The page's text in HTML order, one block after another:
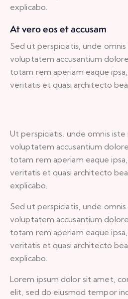
explicabo.
At vero eos et accusam
Sed ut perspiciatis, unde
voluptatem accusantium
totam rem aperiam eaque
veritatis et quasi architecto
Ut perspiciatis, unde omnis
voluptatem accusantium
totam rem aperiam eaque
veritatis et quasi architecto
explicabo.
Sed ut perspiciatis, unde
voluptatem accusantium
totam rem aperiam eaque
veritatis et quasi architecto
explicabo.
Lorem ipsum dolor sit amet,
elit, sed do eiusmod tempor